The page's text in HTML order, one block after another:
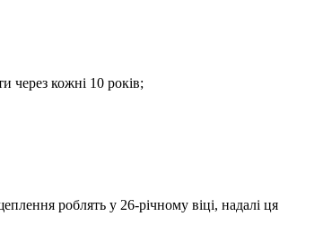
через кожні 10 років;
роблять у 26-річному віці, надалі ця